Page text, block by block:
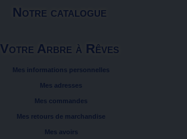
Notre catalogue
Votre Arbre à Rêves
Mes informations personnelles
Mes adresses
Mes commandes
Mes retours de marchandise
Mes avoirs